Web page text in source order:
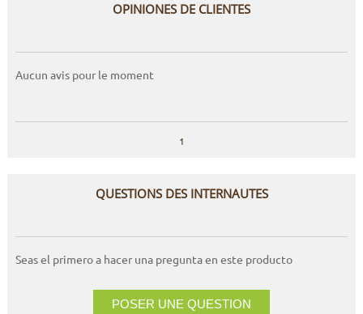
OPINIONES DE CLIENTES
Aucun avis pour le moment
1
QUESTIONS DES INTERNAUTES
Seas el primero a hacer una pregunta en este producto
POSER UNE QUESTION